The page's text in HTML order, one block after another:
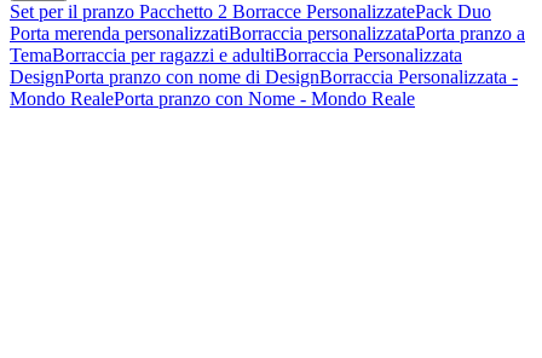
Set per il pranzo Pacchetto 2 Borracce PersonalizzatePack Duo
Porta merenda personalizzatiBorraccia personalizzataPorta pranzo a
TemaBorraccia per ragazzi e adultiBorraccia Personalizzata
DesignPorta pranzo con nome di DesignBorraccia Personalizzata -
Mondo RealePorta pranzo con Nome - Mondo Reale